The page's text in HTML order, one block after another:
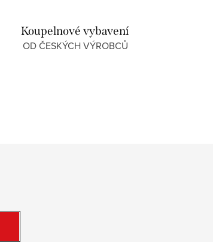
Koupelnové vybavení
OD ČESKÝCH VÝROBCŮ